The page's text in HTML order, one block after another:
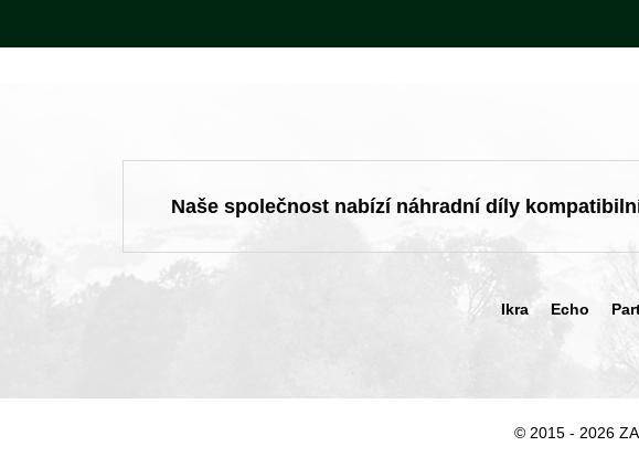
Naše společnost nabízí náhradní díly
Ikra Echo
© 2015 - 2026